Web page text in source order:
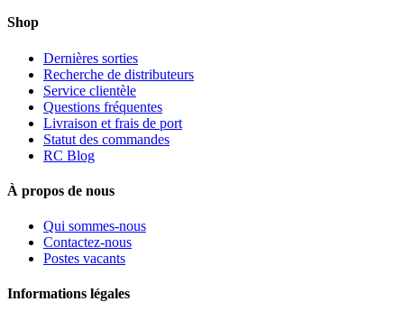
Shop
Dernières sorties
Recherche de distributeurs
Service clientèle
Questions fréquentes
Livraison et frais de port
Statut des commandes
RC Blog
À propos de nous
Qui sommes-nous
Contactez-nous
Postes vacants
Informations légales